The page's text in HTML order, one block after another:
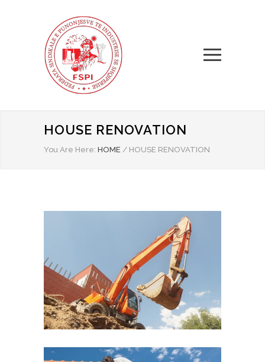
HOUSE RENOVATION
You Are Here: HOME / HOUSE RENOVATION